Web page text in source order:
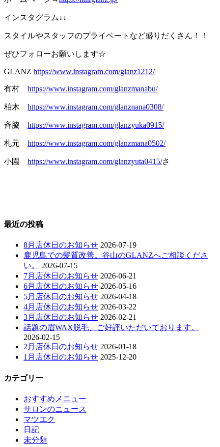
インスタグラム↓↓
スタイルやスタッフのプライベートなど盛りだくさん！！
ぜひフォローお願いします☆
GLANZ https://www.instagram.com/glanz1212/
有村 https://www.instagram.com/glanzmanabu/
柏木 https://www.instagram.com/glanznana0308/
斉脇 https://www.instagram.com/glanzyuka0915/
札元 https://www.instagram.com/glanzmana0502/
小園 https://www.instagram.com/glanzyuta0415/さ
最近の投稿
8月店休日のお知らせ 2026-07-19
鹿児島での髪質改善。谷山のGLANZへご相談くださ
い。
2026-07-15
7月店休日のお知らせ 2026-06-21
6月店休日のお知らせ 2026-05-16
5月店休日のお知らせ 2026-04-18
4月店休日のお知らせ 2026-03-22
3月店休日のお知らせ 2026-02-21
話題の眉WAX脱毛、ご好評いただいております。
2026-02-15
2月店休日のお知らせ 2026-01-18
1月店休日のお知らせ 2025-12-20
カテゴリー
おすすめメニュー
サロンのニュース
マツエク
日記
未分類